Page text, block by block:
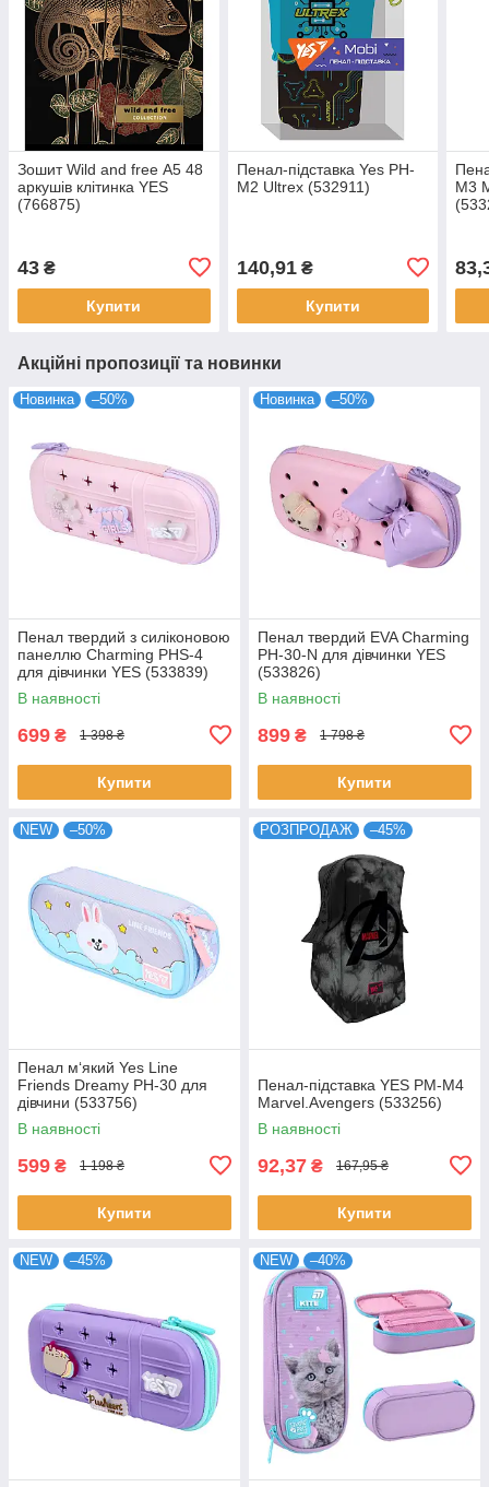
Зошит Wild and free А5 48
аркушів клітинка YES
(766875)
43 ₴
Купити
Пенал-підставка Yes PH-
M2 Ultrex (532911)
140,91₴
Купити
M3
Акційні пропозиції та новинки
Новинка –50%
Пенал твердий з силіконовою
панеллю Charming PHS-4
для дівчинки YES (533839)
В наявності
699 ₴ 1 398 ₴
Купити
Новинка –50%
Пенал твердий EVA Charming
PH-30-N для дівчинки YES
(533826)
В наявності
899 ₴ 1 798 ₴
Купити
NEW –50%
Пенал м‘який Yes Line
Friends Dreamy PH-30 для
дівчини (533756)
В наявності
599 ₴ 1 198 ₴
Купити
РОЗПРОДАЖ –45%
Пенал-підставка YES PM-M4
Marvel.Avengers (533256)
В наявності
92,37 ₴ 167,95 ₴
Купити
NEW –45% NEW –40%